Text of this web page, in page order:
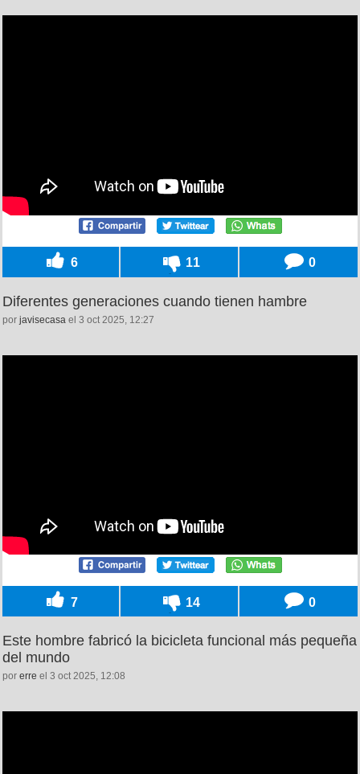
6 11 0
Diferentes generaciones cuando tienen hambre
por javisecasa el 3 oct 2025, 12:27
7 14 0
Este hombre fabricó la bicicleta funcional más pequeña
del mundo
por erre el 3 oct 2025, 12:08